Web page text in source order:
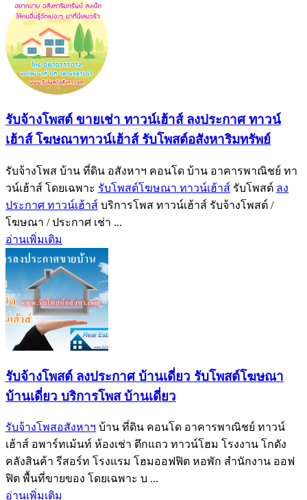
รับจ้างโพสต์ ขายเช่า ทาวน์เฮ้าส์ ลงประกาศ ทาวน์
เฮ้าส์ โฆษณาทาวน์เฮ้าส์ รับโพสต์อสังหาริมทรัพย์
รับจ้างโพส บ้าน ที่ดิน อสังหาฯ คอนโด บ้าน อาคารพาณิชย์ ทา
วน์เฮ้าส์ โดยเฉพาะ รับโพสต์โฆษณา ทาวน์เฮ้าส์ รับโพสต์ ลง
ประกาศ ทาวน์เฮ้าส์ บริการโพส ทาวน์เฮ้าส์ รับจ้างโพสต์ /
โฆษณา / ประกาศ เช่า ...
อ่านเพิ่มเติม
รับจ้างโพสต์ ลงประกาศ บ้านเดี่ยว รับโพสต์โฆษณา
บ้านเดี่ยว บริการโพส บ้านเดี่ยว
รับจ้างโพสอสังหาฯ บ้าน ที่ดิน คอนโด อาคารพาณิชย์ ทาวน์
เฮ้าส์ อพาร์ทเม้นท์ ห้องเช่า ตึกแถว ทาวน์โฮม โรงงาน โกดัง
คลังสินค้า รีสอร์ท โรงแรม โฮมออฟฟิต หอพัก สำนักงาน ออฟ
ฟิต พื้นที่ขายของ โดยเฉพาะ บ ...
อ่านเพิ่มเติม